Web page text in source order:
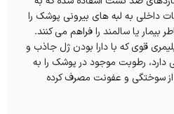
داخلی به لبه های بیرونی پوشک را
یا سالمند را فراهم می کنند.
قوی که با دارا بودن ژل جاذب و
دارد، رطوبت موجود در پوشک را به
سوختگی و عفونت مصرف کرده